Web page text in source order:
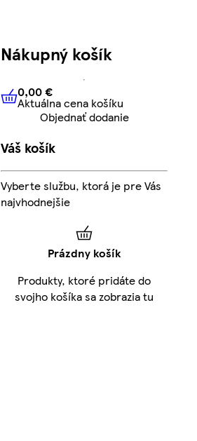
Nákupný košík
0,00 € Aktuálna cena košíku
0,00 €
Aktuálna cena košíku
Objednať dodanie
Váš košík
Vyberte službu, ktorá je pre Vás
najvhodnejšie
Prázdny košík
Produkty, ktoré pridáte do
svojho košíka sa zobrazia tu